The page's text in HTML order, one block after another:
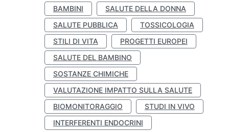
BAMBINI
SALUTE DELLA DONNA
SALUTE PUBBLICA
TOSSICOLOGIA
STILI DI VITA
PROGETTI EUROPEI
SALUTE DEL BAMBINO
SOSTANZE CHIMICHE
VALUTAZIONE IMPATTO SULLA SALUTE
BIOMONITORAGGIO
STUDI IN VIVO
INTERFERENTI ENDOCRINI